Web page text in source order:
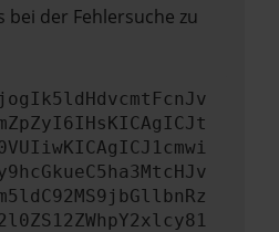
bei der Fehlersuche zu